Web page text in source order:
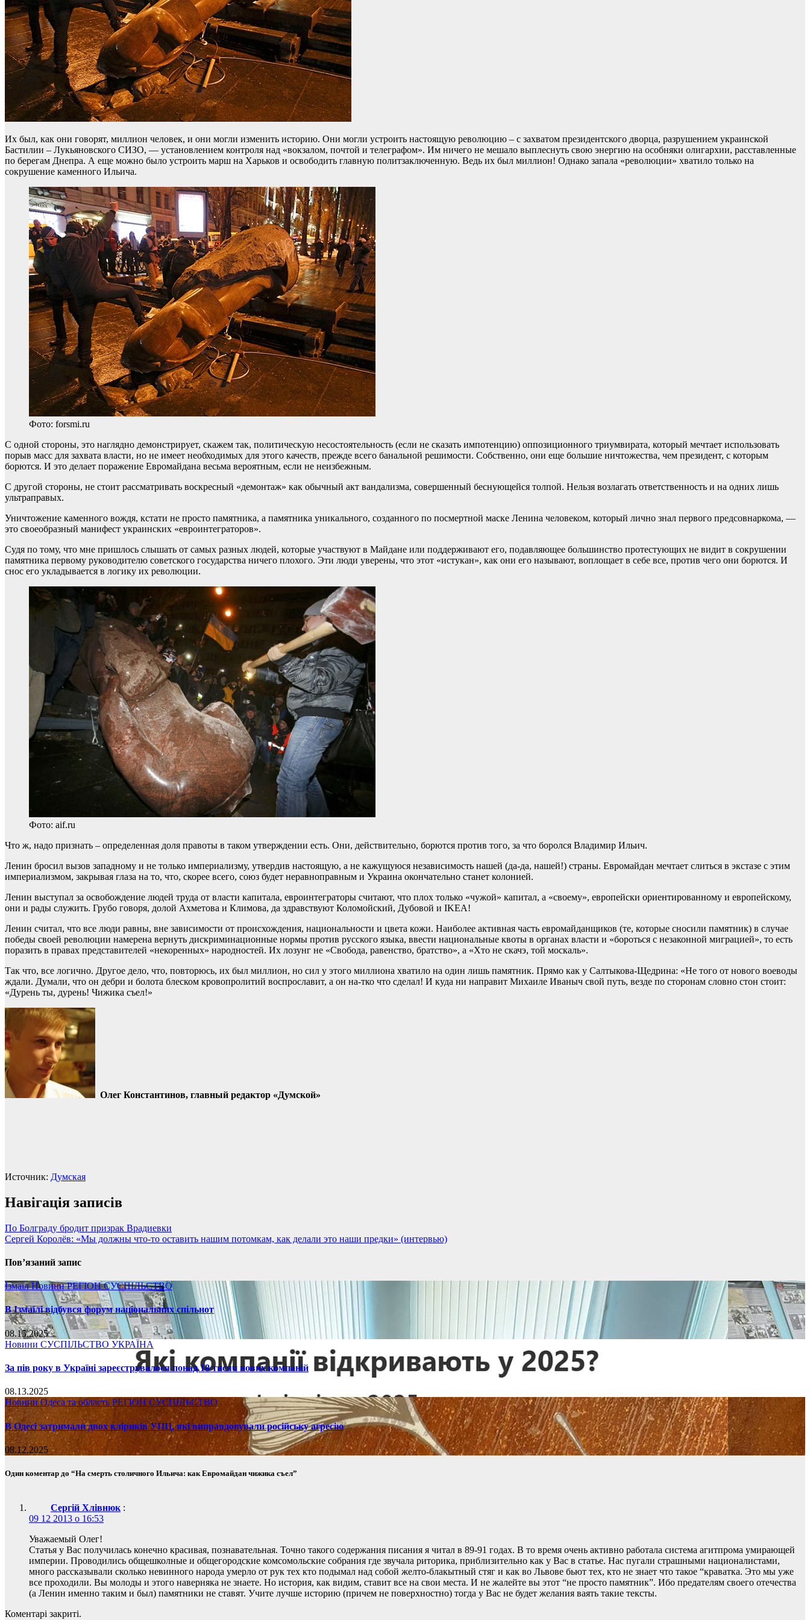
Их был, как они говорят, миллион человек, и они могли изменить историю. Они могли устроить настоящую революцию – с захватом президентского дворца, разрушением украинской
Бастилии – Лукьяновского СИЗО, — установлением контроля над «вокзалом, почтой и телеграфом». Им ничего не мешало выплеснуть свою энергию на особняки олигархии, расставленные
по берегам Днепра. А еще можно было устроить марш на Харьков и освободить главную политзаключенную. Ведь их был миллион! Однако запала «революции» хватило только на
сокрушение каменного Ильича.
Фото: forsmi.ru
С одной стороны, это наглядно демонстрирует, скажем так, политическую несостоятельность (если не сказать импотенцию) оппозиционного триумвирата, который мечтает использовать
порыв масс для захвата власти, но не имеет необходимых для этого качеств, прежде всего банальной решимости. Собственно, они еще большие ничтожества, чем президент, с которым
борются. И это делает поражение Евромайдана весьма вероятным, если не неизбежным.
С другой стороны, не стоит рассматривать воскресный «демонтаж» как обычный акт вандализма, совершенный беснующейся толпой. Нельзя возлагать ответственность и на одних лишь
ультраправых.
Уничтожение каменного вождя, кстати не просто памятника, а памятника уникального, созданного по посмертной маске Ленина человеком, который лично знал первого предсовнаркома, —
это своеобразный манифест украинских «евроинтеграторов».
Судя по тому, что мне пришлось слышать от самых разных людей, которые участвуют в Майдане или поддерживают его, подавляющее большинство протестующих не видит в сокрушении
памятника первому руководителю советского государства ничего плохого. Эти люди уверены, что этот «истукан», как они его называют, воплощает в себе все, против чего они борются. И
снос его укладывается в логику их революции.
Фото: aif.ru
Что ж, надо признать – определенная доля правоты в таком утверждении есть. Они, действительно, борются против того, за что боролся Владимир Ильич.
Ленин бросил вызов западному и не только империализму, утвердив настоящую, а не кажущуюся независимость нашей (да-да, нашей!) страны. Евромайдан мечтает слиться в экстазе с этим
империализмом, закрывая глаза на то, что, скорее всего, союз будет неравноправным и Украина окончательно станет колонией.
Ленин выступал за освобождение людей труда от власти капитала, евроинтеграторы считают, что плох только «чужой» капитал, а «своему», европейски ориентированному и европейскому,
они и рады служить. Грубо говоря, долой Ахметова и Климова, да здравствуют Коломойский, Дубовой и IKEA!
Ленин считал, что все люди равны, вне зависимости от происхождения, национальности и цвета кожи. Наиболее активная часть евромайданщиков (те, которые сносили памятник) в случае
победы своей революции намерена вернуть дискриминационные нормы против русского языка, ввести национальные квоты в органах власти и «бороться с незаконной миграцией», то есть
поразить в правах представителей «некоренных» народностей. Их лозунг не «Свобода, равенство, братство», а «Хто не скачэ, той москаль».
Так что, все логично. Другое дело, что, повторюсь, их был миллион, но сил у этого миллиона хватило на один лишь памятник. Прямо как у Салтыкова-Щедрина: «Не того от нового воеводы
ждали. Думали, что он дебри и болота блеском кровопролитий воспрославит, а он на-тко что сделал! И куда ни направит Михаиле Иваныч свой путь, везде по сторонам словно стон стоит:
«Дурень ты, дурень! Чижика съел!»
Олег Константинов, главный редактор «Думской»
Источник: Думская
Навігація записів
По Болграду бродит призрак Врадиевки
Сергей Королёв: «Мы должны что-то оставить нашим потомкам, как делали это наши предки» (интервью)
Пов’язаний запис
ІзмаїлНовиниРЕГІОНСУСПІЛЬСТВО
В Ізмаїлі відбувся форум національних спільнот
08.15.2025
Новини СУСПІЛЬСТВО УКРАЇНА
За пів року в Україні зареєструвалося понад 18 тисяч нових компаній
08.13.2025
НовиниОдеса та область РЕГІОН СУСПІЛЬСТВО
В Одесі затримали двох кліриків УПЦ, які виправдовували російську агресію
08.12.2025
Один коментар до “На смерть столичного Ильича: как Евромайдан чижика съел”
Сергiй Хлiвнюк :
09 12 2013 о 16:53
Уважаемый Олег!
Статья у Вас получилась конечно красивая, познавательная. Точно такого содержания писания я читал в 89-91 годах. В то время очень активно работала система агитпрома умирающей
империи. Проводились общешколные и общегородские комсомольские собрания где звучала риторика, приблизительно как у Вас в статье. Нас пугали страшными националистами,
много рассказывали сколько невинного народа умерло от рук тех кто подымал над собой желто-блакытный стяг и как во Львове бьют тех, кто не знает что такое “краватка. Это мы уже
все проходили. Вы молоды и этого наверняка не знаете. Но история, как видим, ставит все на свои места. И не жалейте вы этот “не просто памятник”. Ибо предателям своего отечества
(а Ленин именно таким и был) памятники не ставят. Учите лучше историю (причем не поверхностно) тогда у Вас не будет желания ваять такие тексты.
Коментарі закриті.